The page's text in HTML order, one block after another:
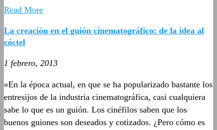
Read More
La creación en el guión cinematográfico: de la idea al
cóctel
1 febrero, 2013
«En la época actual, en que se ha popularizado bastante los
entresijos de la industria cinematográfica, casi cualquiera
sabe lo que es un guión. Los cinéfilos saben que los
buenos guiones son deseados y cotizados. ¿Pero cómo es